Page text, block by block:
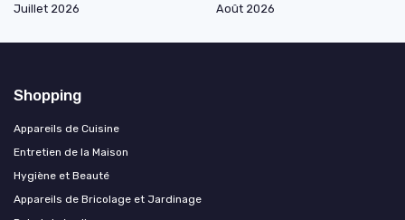
Juillet 2026
Août 2026
Shopping
Appareils de Cuisine
Entretien de la Maison
Hygiène et Beauté
Appareils de Bricolage et Jardinage